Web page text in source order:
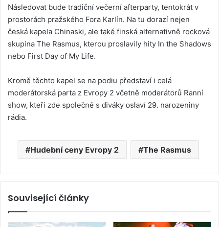
Následovat bude tradiční večerní afterparty, tentokrát v
prostorách pražského Fora Karlín. Na tu dorazí nejen
česká kapela Chinaski, ale také finská alternativně rocková
skupina The Rasmus, kterou proslavily hity In the Shadows
nebo First Day of My Life.
Kromě těchto kapel se na podiu představí i celá
moderátorská parta z Evropy 2 včetně moderátorů Ranní
show, kteří zde společně s diváky oslaví 29. narozeniny
rádia.
Hudební ceny Evropy 2 The Rasmus
Související články